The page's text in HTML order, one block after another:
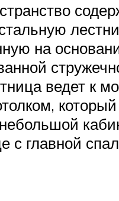
на
ведет к
который
с главной